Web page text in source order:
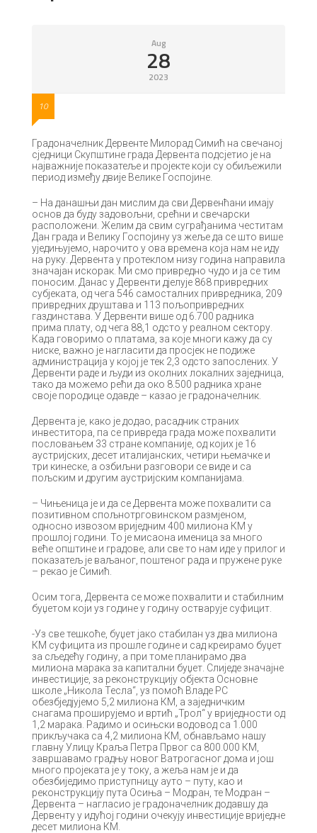
Aug
28
2023
10
Градоначелник Дервенте Милорад Симић на свечаној
сједници Скупштине града Дервента подсјетио је на
најважније показатеље и пројекте који су обиљежили
период између двије Велике Госпојине.
– На данашњи дан мислим да сви Дервенћани имају
основ да буду задовољни, срећни и свечарски
расположени. Желим да свим суграђанима честитам
Дан града и Велику Госпојину уз жеље да се што више
уједињујемо, нарочито у ова времена која нам не иду
на руку. Дервента у протеклом низу година направила
значајан искорак. Ми смо привредно чудо и ја се тим
поносим. Данас у Дервенти дјелује 868 привредних
субјеката, од чега 546 самосталних привредника, 209
привредних друштава и 113 пољопривредних
газдинстава. У Дервенти више од 6.700 радника
прима плату, од чега 88,1 одсто у реалном сектору.
Када говоримо о платама, за које многи кажу да су
ниске, важно је нагласити да просјек не подиже
администрација у којој је тек 2,3 одсто запослених. У
Дервенти раде и људи из околних локалних заједница,
тако да можемо рећи да око 8.500 радника хране
своје породице одавде – казао је градоначелник.
Дервента је, како је додао, расадник страних
инвеститора, па се привреда града може похвалити
пословањем 33 стране компаније, од којих је 16
аустријских, десет италијанских, четири њемачке и
три кинеске, а озбиљни разговори се виде и са
пољским и другим аустријским компанијама.
– Чињеница је и да се Дервента може похвалити са
позитивном спољнотрговинском размјеном,
односно извозом вриједним 400 милиона КМ у
прошлој години. То је мисаона именица за много
веће општине и градове, али све то нам иде у прилог и
показатељ је ваљаног, поштеног рада и пружене руке
– рекао је Симић.
Осим тога, Дервента се може похвалити и стабилним
буџетом који уз године у годину остварује суфицит.
-Уз све тешкоће, буџет јако стабилан уз два милиона
КМ суфицита из прошле године и сад креирамо буџет
за сљедећу годину, а при томе планирамо два
милиона марака за капитални буџет. Слиједе значајне
инвестиције, за реконструкцију објекта Основне
школе „Никола Тесла“, уз помоћ Владе РС
обезбједјујемо 5,2 милиона КМ, а заједничким
снагама проширујемо и вртић „Трол“ у вриједности од
1,2 марака. Радимо и осињски водовод са 1.000
прикључака са 4,2 милиона КМ, обнављамо нашу
главну Улицу Краља Петра Првог са 800.000 КМ,
завршавамо градњу новог Ватрогасног дома и још
много пројеката је у току, а жеља нам је и да
обезбиједимо приступницу ауто – путу, као и
реконструкцију пута Осиња – Модран, те Модран –
Дервента – нагласио је градоначелник додавшу да
Дервенту у идућој години очекују инвестиције вриједне
десет милиона КМ.